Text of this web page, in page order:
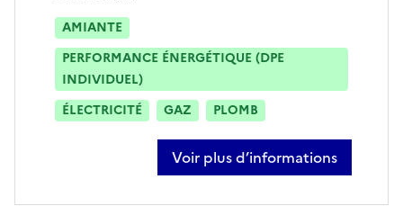
AMIANTE
PERFORMANCE ÉNERGÉTIQUE (DPE
INDIVIDUEL)
ÉLECTRICITÉ
GAZ PLOMB
Voir plus d’informations
sur stéphane delaporte